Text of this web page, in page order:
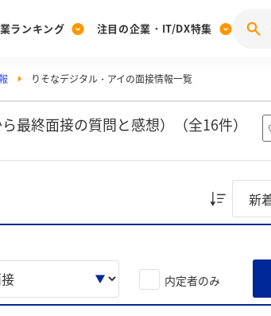
[27卒] 本選考体験記投稿キャンペー
ランキング
みんなのDX企業就職ブランド調査
みんなのIT業界新卒就職人気企業ラン
注目の企業・IT/DX特集
28卒 IT・DX企業特集 27卒 IT・
企業研究
りそなデジタル・アイの面接情報一覧
最終面接の質問と感想）（全16件）
内定者のみ